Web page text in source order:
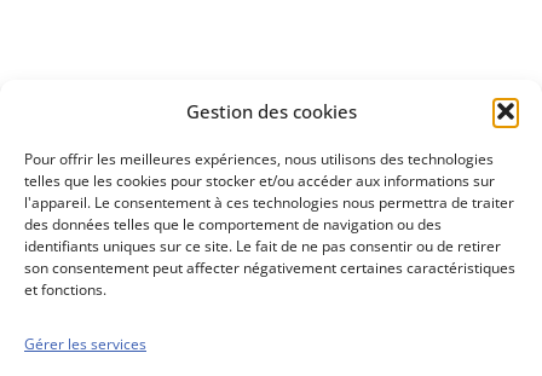
Gestion des cookies
Pour offrir les meilleures expériences, nous utilisons des technologies
telles que les cookies pour stocker et/ou accéder aux informations sur
l'appareil. Le consentement à ces technologies nous permettra de traiter
des données telles que le comportement de navigation ou des
identifiants uniques sur ce site. Le fait de ne pas consentir ou de retirer
son consentement peut affecter négativement certaines caractéristiques
et fonctions.
Gérer les services
Découvrez
Conseils boursiers depuis 1952